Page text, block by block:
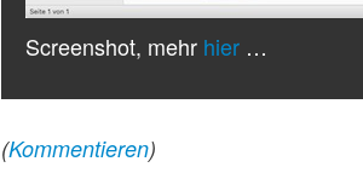
Screenshot, mehr hier …
(Kommentieren)